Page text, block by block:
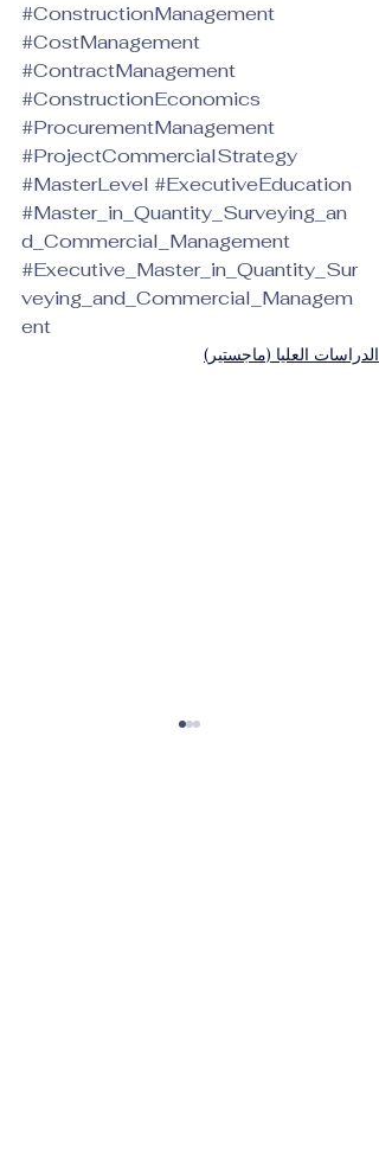
#ConstructionManagement
#CostManagement
#ContractManagement
#ConstructionEconomics
#ProcurementManagement
#ProjectCommercialStrategy
#MasterLevel #ExecutiveEducation
#Master_in_Quantity_Surveying_an
d_Commercial_Management
#Executive_Master_in_Quantity_Sur
veying_and_Commercial_Managem
ent
الدراسات العليا (ماجستير)